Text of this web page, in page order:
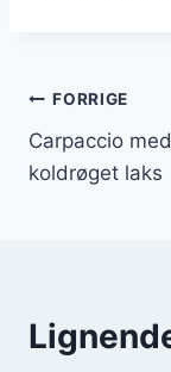
FORRIGE
Carpaccio med
koldrøget laks